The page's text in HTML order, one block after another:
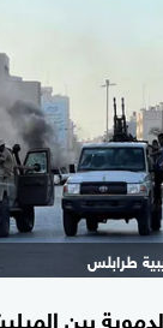
طرابلس
بين